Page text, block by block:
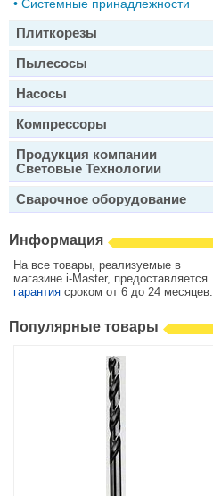
• Системные принадлежности
Плиткорезы
Пылесосы
Насосы
Компрессоры
Продукция компании
Световые Технологии
Сварочное оборудование
Информация
На все товары, реализуемые в
магазине i-Master, предоставляется
гарантия сроком от 6 до 24 месяцев.
Популярные товары